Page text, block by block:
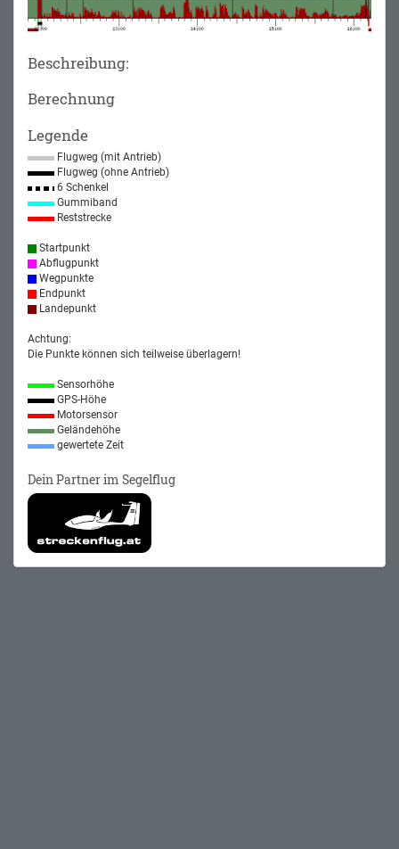
Beschreibung:
Berechnung
Legende
Flugweg (mit Antrieb)
Flugweg (ohne Antrieb)
6 Schenkel
Gummiband
Reststrecke
Startpunkt
Abflugpunkt
Wegpunkte
Endpunkt
Landepunkt
Achtung:
Die Punkte können sich teilweise überlagern!
Sensorhöhe
GPS-Höhe
Motorsensor
Geländehöhe
gewertete Zeit
Dein Partner im Segelflug